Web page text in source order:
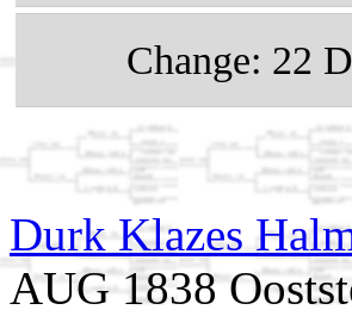
Change: 22
Durk Klazes
AUG 1838